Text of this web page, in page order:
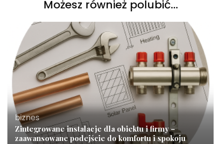
Możesz również polubić…
biznes
Zintegrowane instalacje dla obiektu i firmy –
zaawansowane podejście do komfortu i spokoju